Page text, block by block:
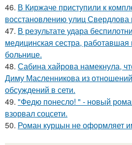
46. В Киржаче приступили к
восстановлению улиц
47. В результате удара
медицинская сестра, работавшая
больнице.
48. Сабина хайрова намекнула,
Диму Масленникова из
обсуждений в сети.
49. "Федю понесло! " - новый
взорвал соцсети.
50. Роман курцын не оформляет